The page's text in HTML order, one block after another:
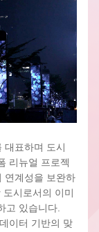
대표하며 도시
리뉴얼 프로젝
연계성을 보완하
시로서의 이미
고 있습니다.
이터 기반의 맞